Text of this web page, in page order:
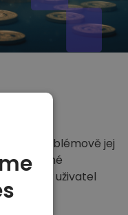
, bezproblémově jej
bezpečné
Každý uživatel